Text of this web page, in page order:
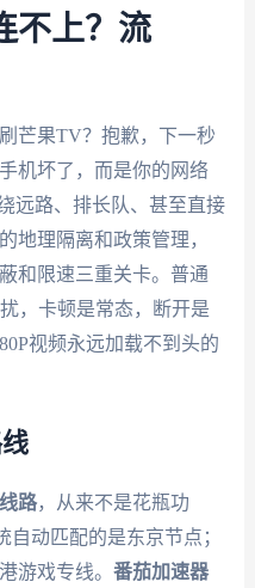
不上？流
芒果TV？抱歉，下一秒
机坏了，而是你的网络
远路、排长队、甚至直接
地理隔离和政策管理，
和限速三重关卡。普通
，卡顿是常态，断开是
视频永远加载不到头的
路，从来不是花瓶功
动匹配的是东京节点；
游戏专线。 番茄加速器